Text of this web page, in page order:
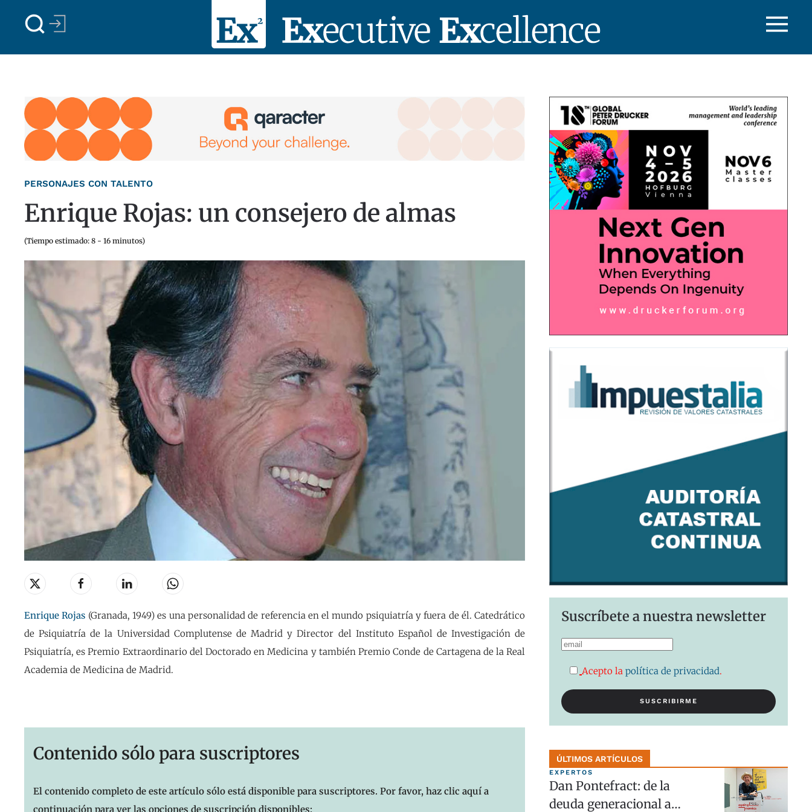
Skip to main content
PERSONAJES CON TALENTO
Enrique Rojas: un consejero de almas
(Tiempo estimado: 8 - 16 minutos)
Enrique Rojas (Granada, 1949) es una personalidad de referencia en el mundo psiquiatría y fuera de él. Catedrático
de Psiquiatría de la Universidad Complutense de Madrid y Director del Instituto Español de Investigación de
Psiquiatría, es Premio Extraordinario del Doctorado en Medicina y también Premio Conde de Cartagena de la Real
Academia de Medicina de Madrid.
Contenido sólo para suscriptores
El contenido completo de este artículo sólo está disponible para suscriptores. Por favor, haz clic aquí a
continuación para ver las opciones de suscripción disponibles:
Suscríbete a nuestra newsletter
Acepto lapolítica de privacidad.
ÚLTIMOS ARTÍCULOS
EXPERTOS
Dan Pontefract: de la
deuda generacional a…